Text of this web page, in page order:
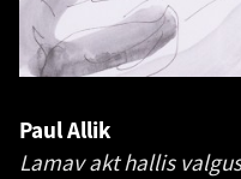
Paul Allik
Lamav akt hallis